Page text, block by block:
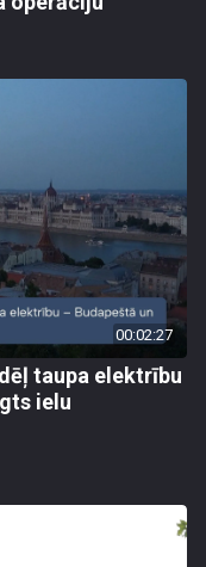
00:02:27
taupa elektrību
ielu